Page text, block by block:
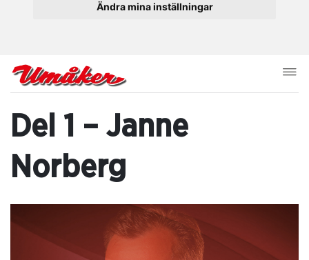
Ändra mina inställningar
Del 1 – Janne
Norberg